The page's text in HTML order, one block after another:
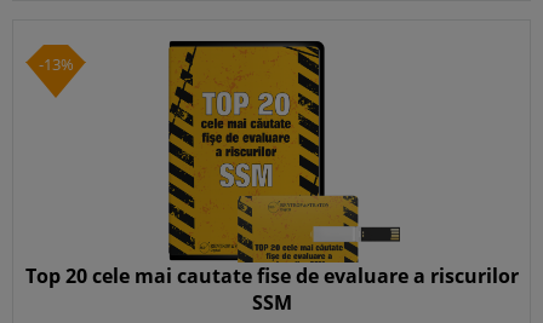
-13%
Top 20 cele mai cautate fise de evaluare a riscurilor
SSM